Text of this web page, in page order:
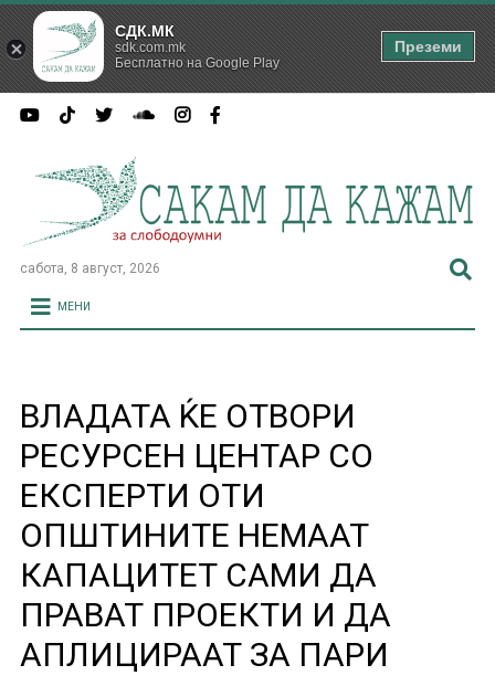
сабота, 8 август, 2026
МЕНИ
ВЛАДАТА ЌЕ ОТВОРИ
РЕСУРСЕН ЦЕНТАР СО
ЕКСПЕРТИ ОТИ
ОПШТИНИТЕ НЕМААТ
КАПАЦИТЕТ САМИ ДА
ПРАВАТ ПРОЕКТИ И ДА
АПЛИЦИРААТ ЗА ПАРИ
СДК.МК
sdk.com.mk
Бесплатно на Google Play
Преземи